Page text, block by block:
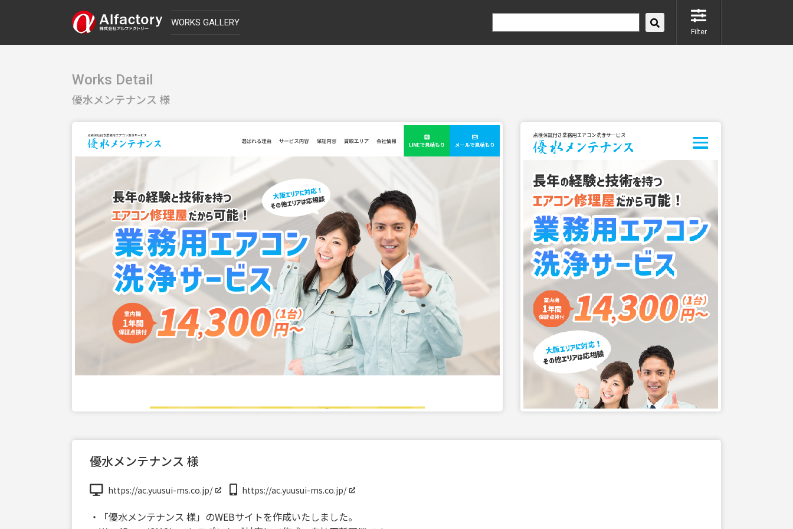
WORKS GALLERY
Filter
Works Detail
優水メンテナンス 様
優水メンテナンス 様
https://ac.yuusui-ms.co.jp/ https://ac.yuusui-ms.co.jp/
・「優水メンテナンス 様」のWEBサイトを作成いたしました。